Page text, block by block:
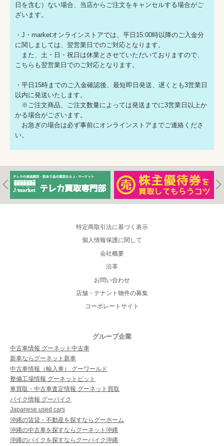
日を含む）ない場合、当店からご注文をキャンセルする場合がご
ざいます。
・J・marketオンラインストアでは、平日15:00時以降のご入金分
に関しましては、翌営業日でのご対応となります。
また、土・日・祝日は休業とさせていただいておりますので、
こちらも翌営業日でのご対応となります。
・平日15時までのご入金確認後、最短即日発送、遅くとも3営業日
以内に発送いたします。
※ご注文商品、ご注文数量によっては発送までに3営業日以上か
かる場合がございます。
お急ぎの場合は必ず事前にオンラインストアまでご連絡くださ
い。
特定商取引法に基づく表示
個人情報保護に関して
会社概要
沿革
お問い合わせ
店舗・テナント物件の募集
コーポレートサイト
グループ企業
中古車情報 グーネット中古車
新車ならグーネット新車
中古車情報（輸入車） グーワールド
整備工場情報 グーネットピット
車買取・中古車査定情報 グーネット買取
バイク情報 グーバイク
Japanese used cars
沖縄の賃貸・不動産を探すならグーホーム
沖縄の中古車を探すならグーネット沖縄
沖縄のバイクを探すならグーバイク沖縄